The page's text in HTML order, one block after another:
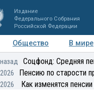
Издание
Федерального Собрания
Российской Федерации
Общество В мире
Регионы
Соцфонд: Средняя
Пенсию по старости
Как изменятся